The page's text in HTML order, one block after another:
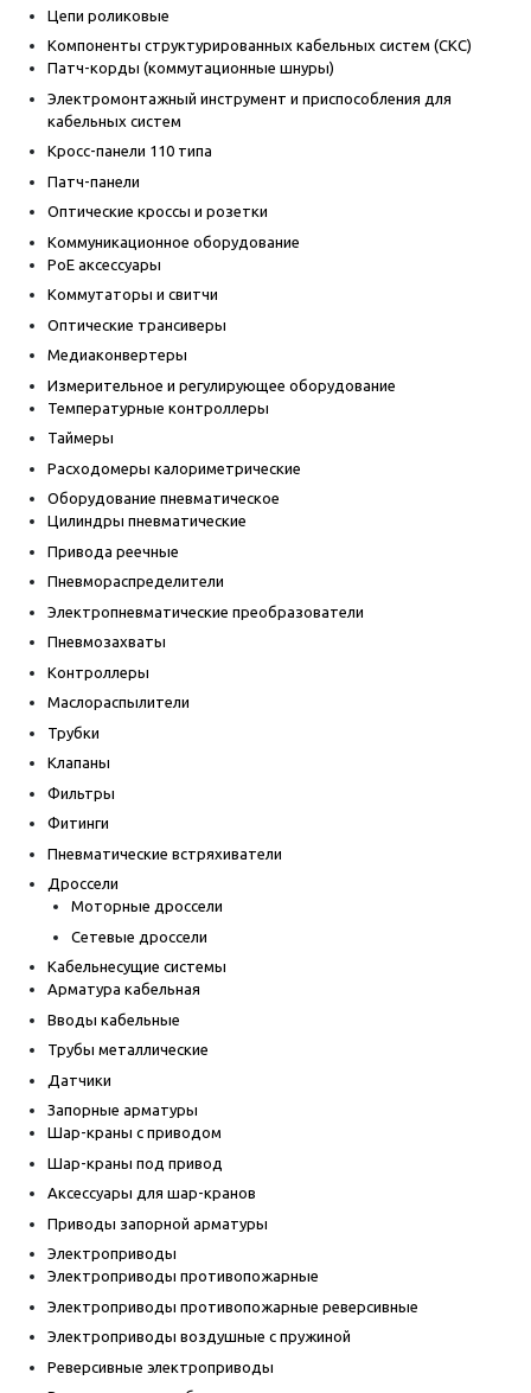
Цепи роликовые
Компоненты структурированных кабельных систем (СКС)
Патч-корды (коммутационные шнуры)
Электромонтажный инструмент и приспособления для
кабельных систем
Кросс-панели 110 типа
Патч-панели
Оптические кроссы и розетки
Коммуникационное оборудование
PoE аксессуары
Коммутаторы и свитчи
Оптические трансиверы
Медиаконвертеры
Измерительное и регулирующее оборудование
Температурные контроллеры
Таймеры
Расходомеры калориметрические
Оборудование пневматическое
Цилиндры пневматические
Привода реечные
Пневмораспределители
Электропневматические преобразователи
Пневмозахваты
Контроллеры
Маслораспылители
Трубки
Клапаны
Фильтры
Фитинги
Пневматические встряхиватели
Дроссели
Моторные дроссели
Сетевые дроссели
Кабельнесущие системы
Арматура кабельная
Вводы кабельные
Трубы металлические
Датчики
Запорные арматуры
Шар-краны с приводом
Шар-краны под привод
Аксессуары для шар-кранов
Приводы запорной арматуры
Электроприводы
Электроприводы противопожарные
Электроприводы противопожарные реверсивные
Электроприводы воздушные с пружиной
Реверсивные электроприводы